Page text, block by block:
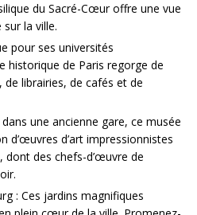
du Sacré-Cœur offre une vue
la ville.
pour ses universités
historique de Paris regorge de
librairies, de cafés et de
dans une ancienne gare, ce musée
d’œuvres d’art impressionnistes
des chefs-d’œuvre de
: Ces jardins magnifiques